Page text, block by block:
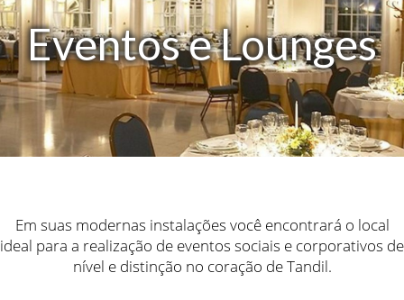
Eventos e Lounges
Em suas modernas instalações você encontrará o local
ideal para a realização de eventos sociais e corporativos de
nível e distinção no coração de Tandil.